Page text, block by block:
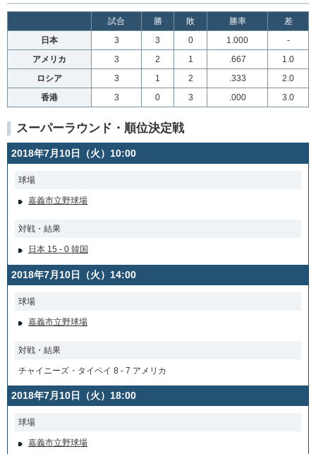
試合 勝 敗 勝率
差
日本
3 3 0 1.000
-
アメリカ
3 2 1 .667
1.0
ロシア
3 1 2 .333
2.0
香港
3 0 3 .000 3.0
スーパーラウンド・順位決定戦
2018年7月10日（火）10:00
球場
嘉義市立野球場
対戦・結果
日本 15 - 0 韓国
2018年7月10日（火）14:00
球場
嘉義市立野球場
対戦・結果
チャイニーズ・タイペイ 8 - 7 アメリカ
2018年7月10日（火）18:00
球場
嘉義市立野球場